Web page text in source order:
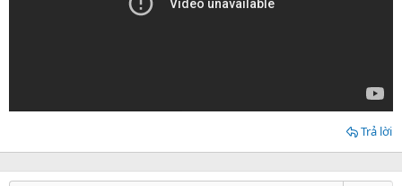
Trả lời